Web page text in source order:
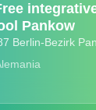
Pankow
Berlin-Bezirk